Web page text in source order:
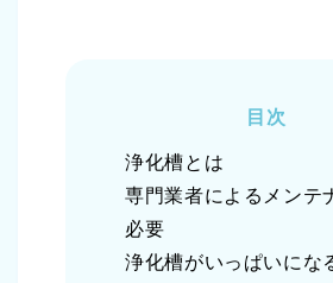
目次
浄化槽とは
専門業者によるメンテ
必要
浄化槽がいっぱいにな